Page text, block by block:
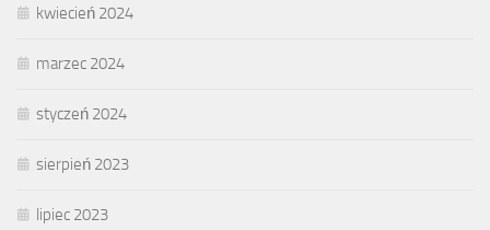
kwiecień 2024
marzec 2024
styczeń 2024
sierpień 2023
lipiec 2023